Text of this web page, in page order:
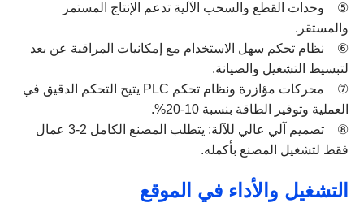
⑤ وحدات القطع والسحب الآلية تدعم الإنتاج المستمر
والمستقر.
⑥ نظام تحكم سهل الاستخدام مع إمكانيات المراقبة عن بعد
لتبسيط التشغيل والصيانة.
⑦ محركات مؤازرة ونظام تحكم PLC يتيح التحكم الدقيق في
العملية وتوفير الطاقة بنسبة 10-20%.
⑧ تصميم آلي عالي للآلة: يتطلب المصنع الكامل 2-3 عمال
فقط لتشغيل المصنع بأكمله.
التشغيل والأداء في الموقع